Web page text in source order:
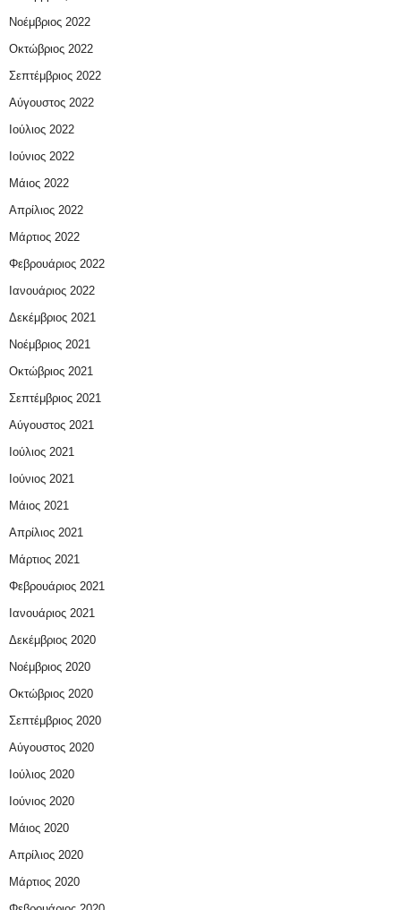
Νοέμβριος 2022
Οκτώβριος 2022
Σεπτέμβριος 2022
Αύγουστος 2022
Ιούλιος 2022
Ιούνιος 2022
Μάιος 2022
Απρίλιος 2022
Μάρτιος 2022
Φεβρουάριος 2022
Ιανουάριος 2022
Δεκέμβριος 2021
Νοέμβριος 2021
Οκτώβριος 2021
Σεπτέμβριος 2021
Αύγουστος 2021
Ιούλιος 2021
Ιούνιος 2021
Μάιος 2021
Απρίλιος 2021
Μάρτιος 2021
Φεβρουάριος 2021
Ιανουάριος 2021
Δεκέμβριος 2020
Νοέμβριος 2020
Οκτώβριος 2020
Σεπτέμβριος 2020
Αύγουστος 2020
Ιούλιος 2020
Ιούνιος 2020
Μάιος 2020
Απρίλιος 2020
Μάρτιος 2020